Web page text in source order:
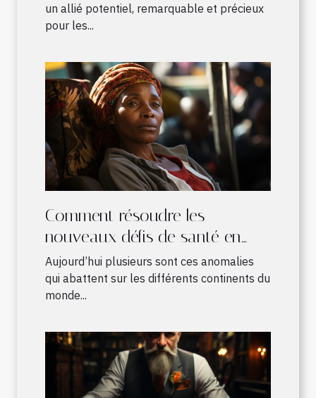
un allié potentiel, remarquable et précieux
pour les...
Comment résoudre les
nouveaux défis de santé en
Afrique ?
Aujourd’hui plusieurs sont ces anomalies
qui abattent sur les différents continents du
monde...